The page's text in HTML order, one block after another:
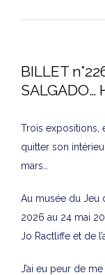
BILLET
SALGADO…
Trois expositions,
quitter son
mars…
Au musée du Jeu
2026 au 24 mai
Jo Ractliffe et de
J’ai eu peur de